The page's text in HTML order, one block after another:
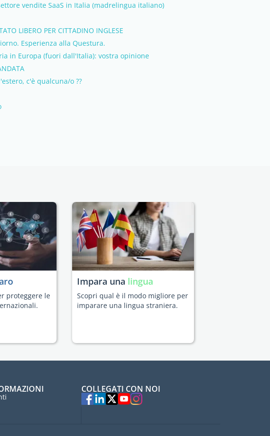
vendite SaaS in Italia (madrelingua italiano)
LIBERO PER CITTADINO INGLESE
Esperienza alla Questura.
in Europa (fuori dall'Italia): vostra opinione
c'è qualcuna/o ??
proteggere le
Impara una lingua
Scopri qual è il modo migliore per
imparare una lingua straniera.
COLLEGATI CON NOI